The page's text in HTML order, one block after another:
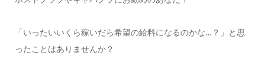
「いったいいくら稼いだら希望の給料になるのかな…？」と思
ったことはありませんか？